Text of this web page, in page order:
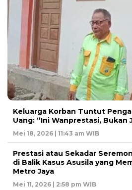
Keluarga Korban Tuntut
Uang: “Ini Wanprestasi, Bukan
Mei 18, 2026 | 11:43 am WIB
Prestasi atau Sekadar
di Balik Kasus Asusila yang
Metro Jaya
Mei 11, 2026 | 2:58 pm WIB